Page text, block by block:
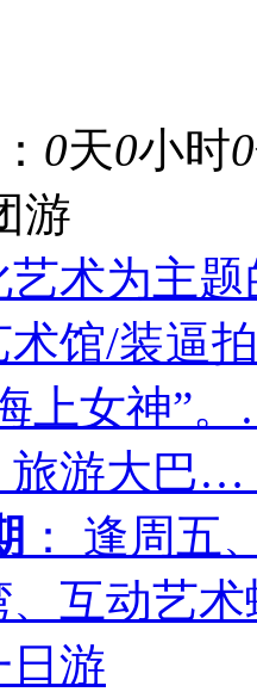
0天0小时0
游
艺术为主
馆/装逼
上女神”
旅游大巴…
： 逢周五
互动艺
日游